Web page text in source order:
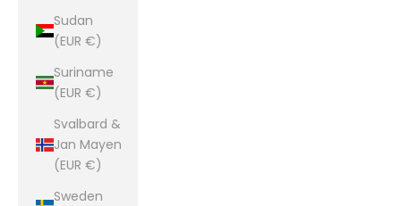
Sudan
(EUR €)
Suriname
(EUR €)
Svalbard &
Jan Mayen
(EUR €)
Sweden